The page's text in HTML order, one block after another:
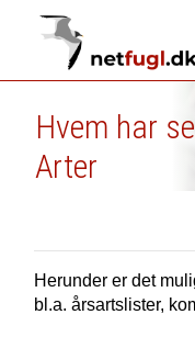
Hvem har
Arter
Herunder er det
bl.a. årsartslister,